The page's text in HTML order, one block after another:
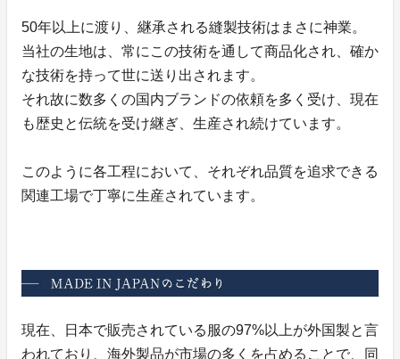
50年以上に渡り、継承される縫製技術はまさに神業。
当社の生地は、常にこの技術を通して商品化され、確か
な技術を持って世に送り出されます。
それ故に数多くの国内ブランドの依頼を多く受け、現在
も歴史と伝統を受け継ぎ、生産され続けています。
このように各工程において、それぞれ品質を追求できる
関連工場で丁寧に生産されています。
現在、日本で販売されている服の97%以上が外国製と言
われており、海外製品が市場の多くを占めることで、同